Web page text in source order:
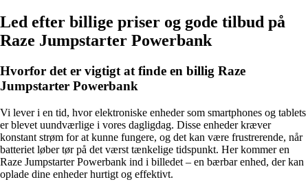
Led efter billige priser og gode tilbud på
Raze Jumpstarter Powerbank
Hvorfor det er vigtigt at finde en billig Raze
Jumpstarter Powerbank
Vi lever i en tid, hvor elektroniske enheder som smartphones og tablets
er blevet uundværlige i vores dagligdag. Disse enheder kræver
konstant strøm for at kunne fungere, og det kan være frustrerende, når
batteriet løber tør på det værst tænkelige tidspunkt. Her kommer en
Raze Jumpstarter Powerbank ind i billedet – en bærbar enhed, der kan
oplade dine enheder hurtigt og effektivt.